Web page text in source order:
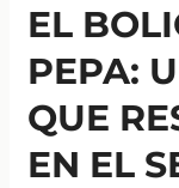
vayan
del
campo”
EL
PEPA:
QUE
EN EL